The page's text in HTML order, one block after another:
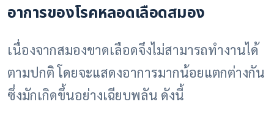
อาการของโรคหลอดเลือดสมอง
เนื่องจากสมองขาดเลือดจึงไม่สามารถทำงานได้
ตามปกติ โดยจะแสดงอาการมากน้อยแตกต่างกัน
ซึ่งมักเกิดขึ้นอย่างเฉียบพลัน ดังนี้